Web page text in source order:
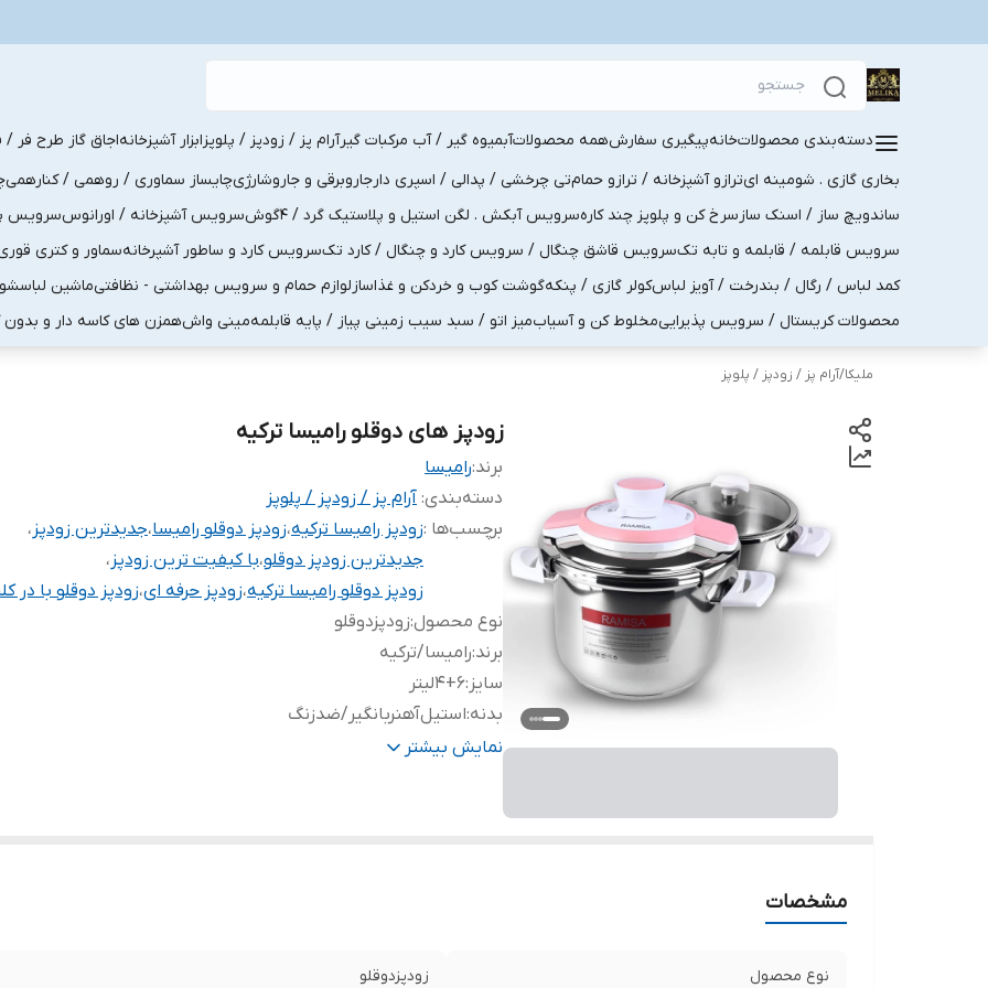
دسته‌بندی محصولاتخانهپیگیری سفارشهمه محصولاتآبمیوه گیر / آب مرکبات گیرآرام پز / زودپز / پلوپزابزار آشپزخانهاجاق گاز طرح فر /
بخاری گازی . شومینه ایترازو آشپزخانه / ترازو حمامتی چرخشی / پدالی / اسپری دارجاروبرقی و جاروشارژیچایساز سماوری / روهمی / کنارهمی
ساندویچ ساز / اسنک سازسرخ کن و پلوپز چند کارهسرویس آبکش . لگن استیل و پلاستیک گرد / 4گوش سرویس آشپزخانه / اورانوسسرویس
سرویس قابلمه / قابلمه و تابه تکسرویس قاشق چنگال / سرویس کارد و چنگال / کارد تکسرویس کارد و ساطور آشپرخانهسماور و کتری
کمد لباس / رگال / بندرخت / آویز لباسکولر گازی / پنکهگوشت کوب و خردکن و غذاسازلوازم حمام و سرویس بهداشتی - نظافتیماشین
محصولات کریستال / سرویس پذیراییمخلوط کن و آسیابمیز اتو / سبد سیب زمینی پیاز / پایه قابلمهمینی واشهمزن های کاسه دار و بدون
ملیکا/آرام پز / زودپز / پلوپز
زودپز های دوقلو رامیسا ترکیه
برند:رامیسا
دسته‌بندی: آرام پز / زودپز / پلوپز
برچسب‌ها :زودپز رامیسا ترکیه،زودپز دوقلو رامیسا،جدیدترین زودپز ،
جدیدترین زودپز دوقلو،با کیفیت ترین زودپز ،
زودپز دوقلو رامیسا ترکیه،زودپز حرفه ای،زودپز دوقلو با در
نوع محصول:زودپز‌دوقلو
برند:رامیسا‌/ترکیه
سایز :۴+۶لیتر
بدنه:استیل‌آهنربا‌نگیر/‌ضدزنگ
داخل: استیل‌نچسب
نمایش بیشتر
مشخصات
نوع محصول زودپز‌دوقلو